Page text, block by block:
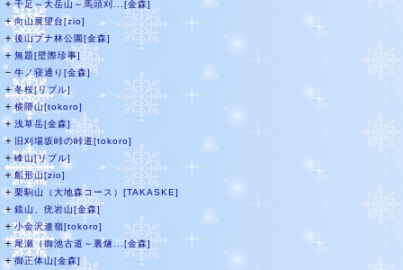
＋千足～大岳山～馬頭刈...[金森]
＋向山展望台[zio]
＋後山ブナ林公園[金森]
＋ 無題[壁際珍事]
－ 牛ノ寝通り[金森]
＋冬桜[リブル]
＋横隈山[tokoro]
＋ 浅草岳[金森]
＋ 旧刈場坂峠の峠道[tokoro]
＋峰山[リブル]
＋船形山[zio]
＋ 栗駒山（大地森コース）[TAKASKE]
＋ 鏡山、疣岩山[金森]
＋小金沢連嶺[tokoro]
＋尾瀬（御池古道～裏燧...[金森]
＋御正体山[金森]